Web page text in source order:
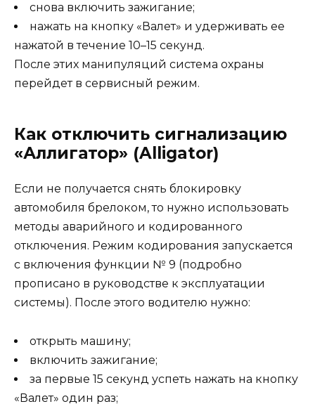
снова включить зажигание;
нажать на кнопку «Валет» и удерживать ее
нажатой в течение 10–15 секунд.
После этих манипуляций система охраны
перейдет в сервисный режим.
Как отключить сигнализацию
«Аллигатор» (Alligator)
Если не получается снять блокировку
автомобиля брелоком, то нужно использовать
методы аварийного и кодированного
отключения. Режим кодирования запускается
с включения функции № 9 (подробно
прописано в руководстве к эксплуатации
системы). После этого водителю нужно:
открыть машину;
включить зажигание;
за первые 15 секунд успеть нажать на кнопку
«Валет» один раз;